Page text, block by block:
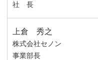
社 長
上倉 秀之
株式会社セノン
事業部長